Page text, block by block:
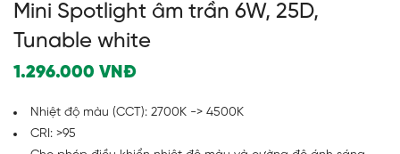
Mini Spotlight âm trần 6W, 25D,
Tunable white
1.296.000 VNĐ
Nhiệt độ màu (CCT): 2700K -> 4500K
CRI: >95